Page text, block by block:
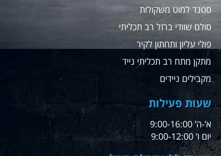
סטנד למוט משקולות
סולם שוודי ברזל רב תכליתי
פולי עליון ותחתון לקיר
מתקן מתח רב תכליתי נייד
מקבילים ניידים
שעות פעילות
א’-ה’ 9:00-16:00
יום ו’ 9:00-12:00